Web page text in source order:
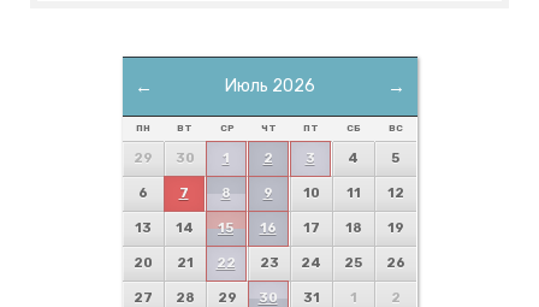
← →
Июль 2026
ПН ВТ СР ЧТ ПТ СБ ВС
29 30 1 2 3 4 5
6 7 8 9 10 11 12
13 14 15 16 17 18 19
20 21 22 23 24 25 26
27 28 29 30 31 1 2